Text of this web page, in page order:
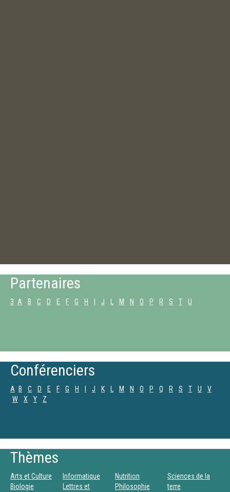
Partenaires
3 A B C D E F G H J M N O P R S T U
Conférenciers
A B C D E F G H J K M N O P Q R S T U
V
W
X Y Z
Thèmes
Arts et Culture
Biologie
Informatique
Lettres et
Nutrition
Philosophie
Sciences de la
terre